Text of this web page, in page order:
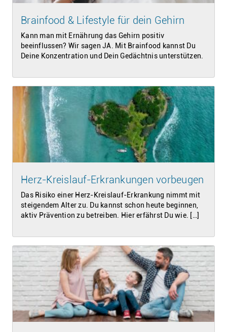
Brainfood & Lifestyle für dein Gehirn
Kann man mit Ernährung das Gehirn positiv
beeinflussen? Wir sagen JA. Mit Brainfood kannst Du
Deine Konzentration und Dein Gedächtnis unterstützen.
Herz-Kreislauf-Erkrankungen vorbeugen
Das Risiko einer Herz-Kreislauf-Erkrankung nimmt mit
steigendem Alter zu. Du kannst schon heute beginnen,
aktiv Prävention zu betreiben. Hier erfährst Du wie. […]